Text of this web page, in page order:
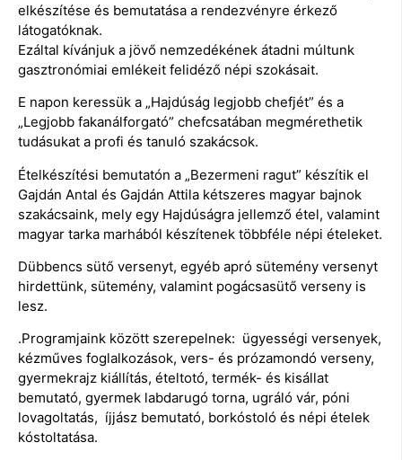
elkészítése és bemutatása a rendezvényre érkező
látogatóknak.
Ezáltal kívánjuk a jövő nemzedékének átadni múltunk
gasztronómiai emlékeit felidéző népi szokásait.
E napon keressük a „Hajdúság legjobb chefjét” és a
„Legjobb fakanálforgató” chefcsatában megmérethetik
tudásukat a profi és tanuló szakácsok.
Ételkészítési bemutatón a „Bezermeni ragut” készítik el
Gajdán Antal és Gajdán Attila kétszeres magyar bajnok
szakácsaink, mely egy Hajdúságra jellemző étel, valamint
magyar tarka marhából készítenek többféle népi ételeket.
Dübbencs sütő versenyt, egyéb apró sütemény versenyt
hirdettünk, sütemény, valamint pogácsasütő verseny is
lesz.
.Programjaink között szerepelnek: ügyességi versenyek,
kézműves foglalkozások, vers- és prózamondó verseny,
gyermekrajz kiállítás, ételtotó, termék- és kisállat
bemutató, gyermek labdarugó torna, ugráló vár, póni
lovagoltatás, íjjász bemutató, borkóstoló és népi ételek
kóstoltatása.